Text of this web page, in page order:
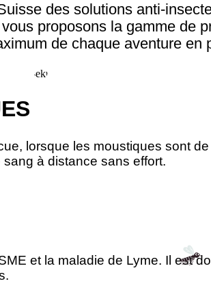
des solutions anti-
proposons la gamme de
de chaque aventure en
lorsque les moustiques sont
à distance sans effort.
et la maladie de Lyme. Il est